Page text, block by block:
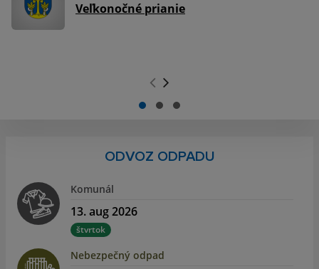
Veľkonočné prianie
ODVOZ ODPADU
Komunál
13. aug 2026
štvrtok
Nebezpečný odpad